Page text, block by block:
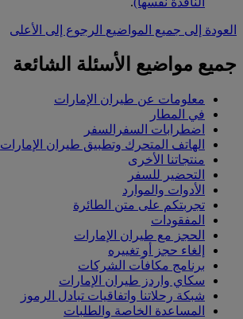
العودة إلى جميع المواضيع الرجوع إلى الأعلى
جميع مواضيع الأسئلة الشائعة
معلومات عن طيران الإمارات
في المطار
اضطرابات السفرالسفر
الهاتف المتحرك وتطبيق طيران الإمارات
منتجاتنا الأخرى
التحضير للسفر
الأدوات والموارد
تجربتكم على متن الطائرة
المفقودات
الحجز مع طيران الإمارات
إلغاء حجز أو تغييره
برنامج مكافآت الشركات
سكاي واردز طيران الإمارات
شبكة رحلاتنا واتفاقيات تبادل الرموز
المساعدة الخاصة والطلبات